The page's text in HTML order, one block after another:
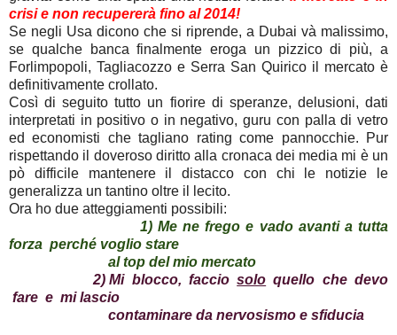
crisi e non recupererà fino al 2014!
Se negli Usa dicono che si riprende, a Dubai và malissimo,
se qualche banca finalmente eroga un pizzico di più, a
Forlimpopoli, Tagliacozzo e Serra San Quirico il mercato è
definitivamente crollato.
Così di seguito tutto un fiorire di speranze, delusioni, dati
interpretati in positivo o in negativo, guru con palla di vetro
ed economisti che tagliano rating come pannocchie. Pur
rispettando il doveroso diritto alla cronaca dei media mi è un
pò difficile mantenere il distacco con chi le notizie le
generalizza un tantino oltre il lecito.
Ora ho due atteggiamenti possibili:
1) Me ne frego e vado avanti a tutta
forza perché voglio stare
al top del mio mercato
2) Mi blocco, facciosolo quello che devo
fare e mi lascio
contaminare da nervosismo e sfiducia